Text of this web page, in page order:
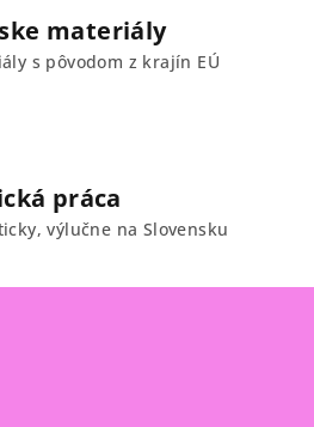
y
v
ý
materiály
s pôvodom z krajín EÚ
práca
výlučne na Slovensku